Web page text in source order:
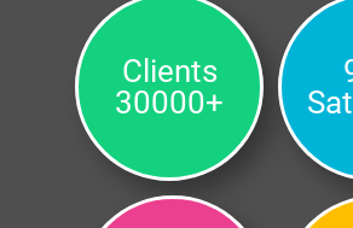
Clients
30000+